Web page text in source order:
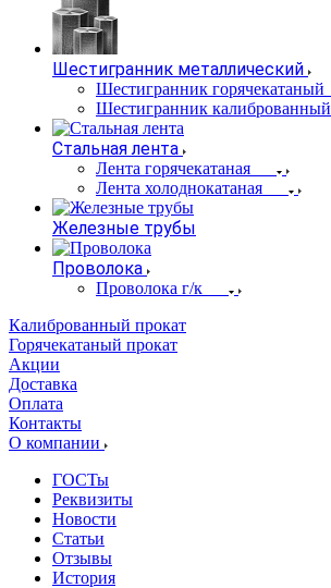
Шестигранник металлический
Шестигранник горячекатаный
Шестигранник калиброванный
Стальная лента
Лента горячекатаная
Лента холоднокатаная
Железные трубы
Проволока
Проволока г/к
Калиброванный прокат
Горячекатаный прокат
Акции
Доставка
Оплата
Контакты
О компании
ГОСТы
Реквизиты
Новости
Статьи
Отзывы
История